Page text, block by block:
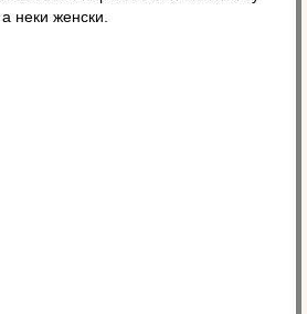
неки женски.